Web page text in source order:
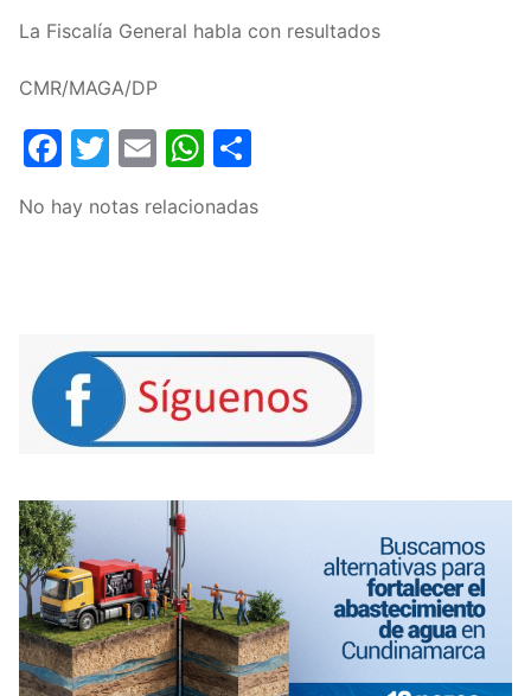
La Fiscalía General habla con resultados
CMR/MAGA/DP
Facebook
Twitter
EmailWhatsApp
No hay notas relacionadas